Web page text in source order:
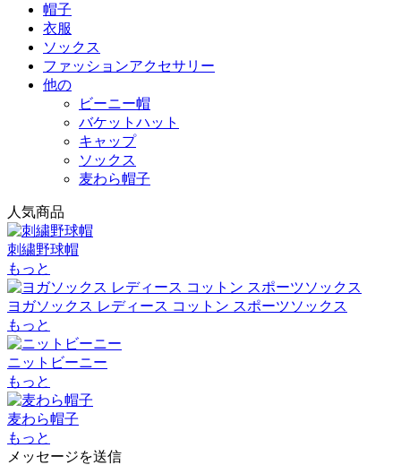
帽子
衣服
ソックス
ファッションアクセサリー
他の
ビーニー帽
バケットハット
キャップ
ソックス
麦わら帽子
人気商品
刺繍野球帽
もっと
ヨガソックス レディース コットン スポーツソックス
もっと
ニットビーニー
もっと
麦わら帽子
もっと
メッセージを送信